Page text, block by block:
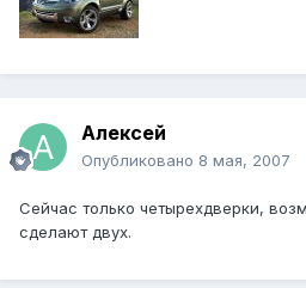
Алексей
Опубликовано 8 мая, 2007
Сейчас только четырехдверки,
сделают двух.